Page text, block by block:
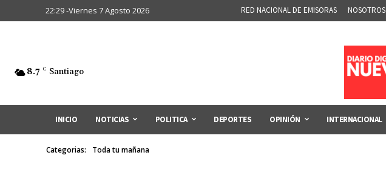
22:29 -Viernes 7 Agosto 2026 RED NACIONAL DE EMISORAS NOSOTROS
8.7 C Santiago
INICIO NOTICIAS POLITICA DEPORTES OPINIÓN INTERNACIONAL
Categorias: Toda tu mañana